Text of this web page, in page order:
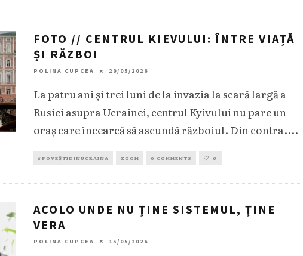
FOTO // CENTRUL KIEVULUI: ÎNTRE VIAȚĂ
ȘI RĂZBOI
POLINA CUPCEA 20/05/2026
La patru ani și trei luni de la invazia la scară largă a
Rusiei asupra Ucrainei, centrul Kyivului nu pare un
oraș care încearcă să ascundă războiul. Din contra....
#POVEȘTIDINUCRAINA ZOOM 0 COMMENTS 6
ACOLO UNDE NU ȚINE SISTEMUL, ȚINE
VERA
POLINA CUPCEA 15/05/2026